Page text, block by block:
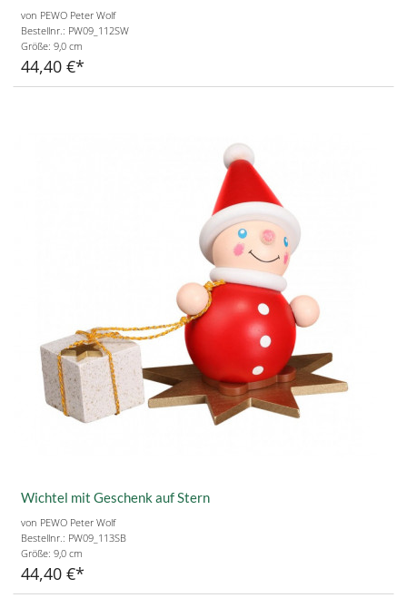
von PEWO Peter Wolf
Bestellnr.: PW09_112SW
Größe: 9,0 cm
44,40 €
Wichtel mit Geschenk auf Stern
von PEWO Peter Wolf
Bestellnr.: PW09_113SB
Größe: 9,0 cm
44,40 €